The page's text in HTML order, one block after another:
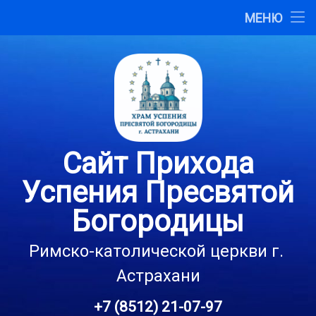
МЕНЮ
Сайт Прихода
Успения Пресвятой
Богородицы
Римско-католической церкви г.
Астрахани
+7 (8512) 21-07-97